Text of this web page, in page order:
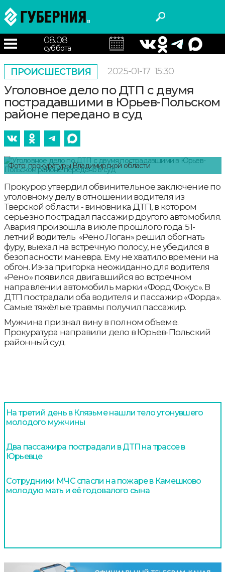
08.08
суббота
ПРОИСШЕСТВИЯ 2025-01-17 15:30
Уголовное дело по ДТП с двумя
пострадавшими в Юрьев-Польском
районе передано в суд
Фото: прокуратуры Владимирской области
Прокурор утвердил обвинительное заключение по
уголовному делу в отношении водителя из
Тверской области - виновника ДТП, в котором
серьёзно пострадал пассажир другого автомобиля.
Авария произошла в июле прошлого года. 51-
летний водитель «Рено Логан» решил обогнать
фуру, выехал на встречную полосу, не убедился в
безопасности маневра. Ему не хватило времени на
обгон. Из-за пригорка неожиданно для водителя
«Рено» появился двигавшийся во встречном
направлении автомобиль марки «Форд Фокус». В
ДТП пострадали оба водителя и пассажир «Форда».
Самые тяжёлые травмы получил пассажир.
Мужчина признал вину в полном объеме.
Прокуратура направили дело в Юрьев-Польский
районный суд.
На третий день в Клязьме нашли тело утонувшего
молодого мужчины
Два пассажира пострадали в ДТП на трассе в
Юрьевце
Сотрудники МЧС спасли на пожаре в Камешково
молодую мать и её годовалого сына